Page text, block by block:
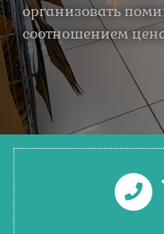
организовать
соотношением